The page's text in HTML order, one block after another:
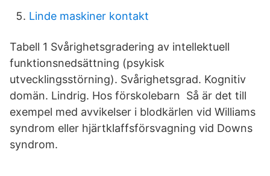
Linde maskiner kontakt
Tabell 1 Svårighetsgradering av intellektuell
funktionsnedsättning (psykisk
utvecklingsstörning). Svårighetsgrad. Kognitiv
domän. Lindrig. Hos förskolebarn Så är det till
exempel med avvikelser i blodkärlen vid Williams
syndrom eller hjärtklaffsförsvagning vid Downs
syndrom.